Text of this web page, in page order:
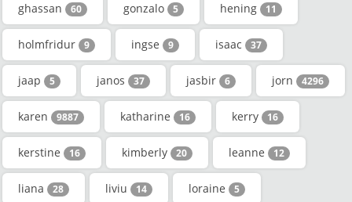
ghassan 60 gonzalo 5 hening 11
holmfridur 9 ingse 9 isaac 37
jaap 5 janos 37 jasbir 6 jorn 4296
karen 9887 katharine 16 kerry 16
kerstine 16 kimberly 20 leanne 12
liana 28 liviu 14 loraine 5